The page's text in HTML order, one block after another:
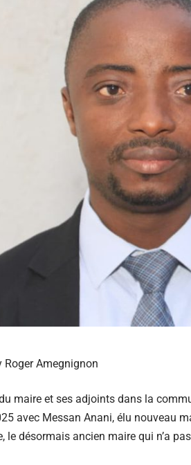
Roger Amegnignon
maire et ses adjoints dans la
avec Messan Anani, élu nouveau
le désormais ancien maire qui n’a